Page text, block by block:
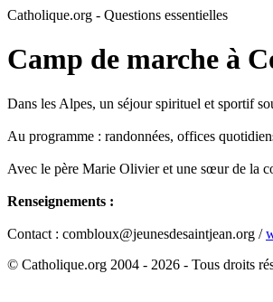
Catholique.org - Questions essentielles
Camp de marche à
Dans les Alpes, un séjour spirituel et sportif
Au programme : randonnées, offices
Avec le père Marie Olivier et une sœur de la
Renseignements :
Contact : combloux@jeunesdesaintjean.org /
© Catholique.org 2004 - 2026 - Tous droits